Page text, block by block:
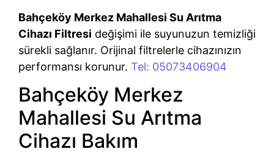
Bahçeköy Merkez Mahallesi Su Arıtma
Cihazı Filtresi değişimi ile suyunuzun temizliği
sürekli sağlanır. Orijinal filtrelerle cihazınızın
performansı korunur. Tel: 05073406904
Bahçeköy Merkez
Mahallesi Su Arıtma
Cihazı Bakım